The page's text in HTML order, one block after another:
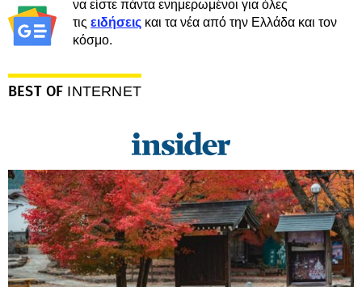
να είστε πάντα ενημερωμένοι για όλες
τις ειδήσεις και τα νέα από την Ελλάδα και τον
κόσμο.
BEST OF INTERNET